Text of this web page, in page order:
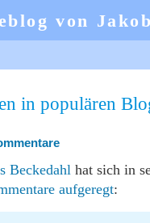
von
in populären
Beckedahl hat sich in
aufgeregt: